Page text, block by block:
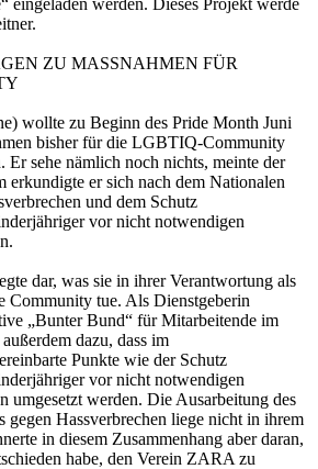
ZU MASSNAHMEN FÜR
wollte zu Beginn des Pride Month Juni
bisher für die LGBTIQ-Community
Er sehe nämlich noch nichts, meinte der
erkundigte er sich nach dem Nationalen
und dem Schutz
vor nicht notwendigen
dar, was sie in ihrer Verantwortung als
Community tue. Als Dienstgeberin
„Bunter Bund“ für Mitarbeitende im
dazu, dass im
Punkte wie der Schutz
vor nicht notwendigen
umgesetzt werden. Die Ausarbeitung des
gegen Hassverbrechen liege nicht in ihrem
in diesem Zusammenhang aber daran,
habe, den Verein ZARA zu